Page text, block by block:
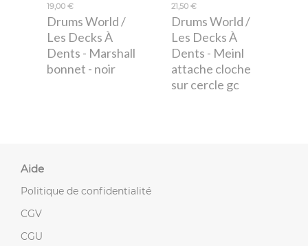
19,00 €
Drums World /
Les Decks À
Dents - Marshall
bonnet - noir
21,50 €
Drums World /
Les Decks À
Dents - Meinl
attache cloche
sur cercle gc
Aide
Politique de confidentialité
CGV
CGU